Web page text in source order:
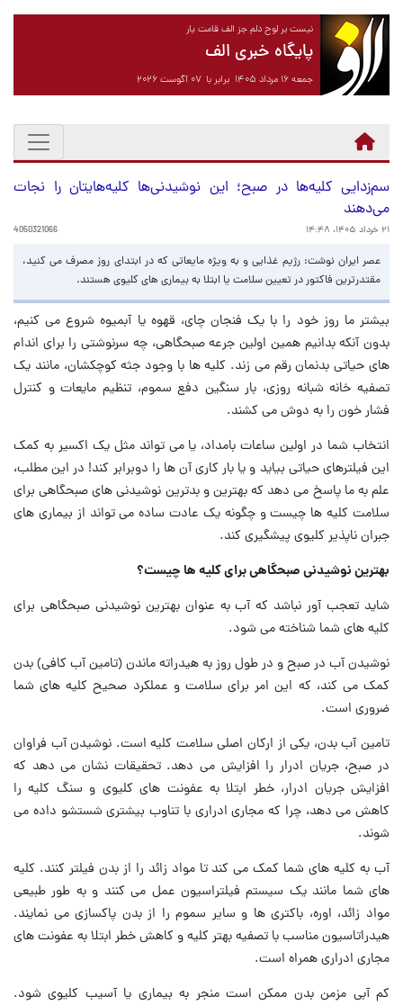
نیست بر لوح دلم جز الف قامت یار
پایگاه خبری الف
جمعه ۱۶ مرداد ۱۴۰۵ برابر با ۰۷ آگوست ۲۰۲۶
سم‌زدایی کلیه‌ها در صبح؛ این نوشیدنی‌ها کلیه‌هایتان را نجات
می‌دهند
۲۱ خرداد ۱۴۰۵، ۱۴:۴۸ 4050321066
عصر ایران نوشت: رژیم غذایی و به ویژه مایعاتی که در ابتدای روز مصرف می کنید،
مقتدرترین فاکتور در تعیین سلامت یا ابتلا به بیماری های کلیوی هستند.
بیشتر ما روز خود را با یک فنجان چای، قهوه یا آبمیوه شروع می کنیم،
بدون آنکه بدانیم همین اولین جرعه صبحگاهی، چه سرنوشتی را برای اندام
های حیاتی بدنمان رقم می زند. کلیه ها با وجود جثه کوچکشان، مانند یک
تصفیه خانه شبانه روزی، بار سنگین دفع سموم، تنظیم مایعات و کنترل
فشار خون را به دوش می کشند.
انتخاب شما در اولین ساعات بامداد، یا می تواند مثل یک اکسیر به کمک
این فیلترهای حیاتی بیاید و یا بار کاری آن ها را دوبرابر کند! در این مطلب،
علم به ما پاسخ می دهد که بهترین و بدترین نوشیدنی های صبحگاهی برای
سلامت کلیه ها چیست و چگونه یک عادت ساده می تواند از بیماری های
جبران ناپذیر کلیوی پیشگیری کند.
بهترین نوشیدنی صبحگاهی برای کلیه ها چیست؟
شاید تعجب آور نباشد که آب به عنوان بهترین نوشیدنی صبحگاهی برای
کلیه های شما شناخته می شود.
نوشیدن آب در صبح و در طول روز به هیدراته ماندن (تامین آب کافی) بدن
کمک می کند، که این امر برای سلامت و عملکرد صحیح کلیه های شما
ضروری است.
تامین آب بدن، یکی از ارکان اصلی سلامت کلیه است. نوشیدن آب فراوان
در صبح، جریان ادرار را افزایش می دهد. تحقیقات نشان می دهد که
افزایش جریان ادرار، خطر ابتلا به عفونت های کلیوی و سنگ کلیه را
کاهش می دهد، چرا که مجاری ادراری با تناوب بیشتری شستشو داده می
شوند.
آب به کلیه های شما کمک می کند تا مواد زائد را از بدن فیلتر کنند. کلیه
های شما مانند یک سیستم فیلتراسیون عمل می کنند و به طور طبیعی
مواد زائد، اوره، باکتری ها و سایر سموم را از بدن پاکسازی می نمایند.
هیدراتاسیون مناسب با تصفیه بهتر کلیه و کاهش خطر ابتلا به عفونت های
مجاری ادراری همراه است.
کم آبی مزمن بدن ممکن است منجر به بیماری یا آسیب کلیوی شود.